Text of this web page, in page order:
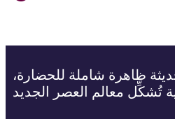
ظاهرة شاملة للحضارة،
تُشكِّل معالم العصر الجديد